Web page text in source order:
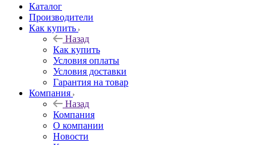
Каталог
Производители
Как купить
Назад
Как купить
Условия оплаты
Условия доставки
Гарантия на товар
Компания
Назад
Компания
О компании
Новости